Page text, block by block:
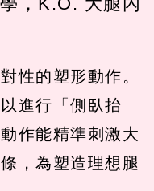
性的塑形動作。
進行「側臥抬
作能精準刺激大
，為塑造理想腿